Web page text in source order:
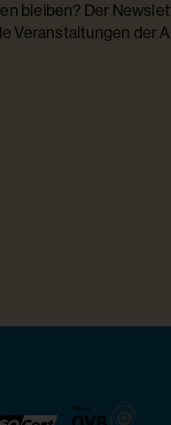
bleiben? Der
Veranstaltungen der